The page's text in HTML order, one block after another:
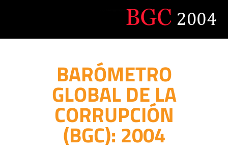
BARÓMETRO
GLOBAL DE LA
CORRUPCIÓN
(BGC): 2004